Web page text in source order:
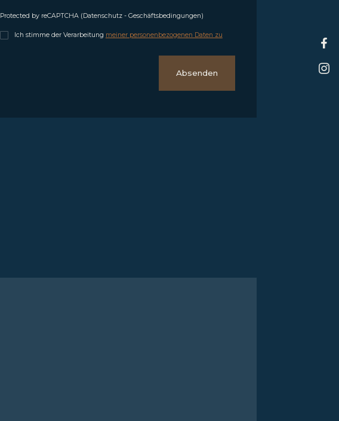
Protected by reCAPTCHA (Datenschutz -Geschäftsbedingungen)
Ich stimme der Verarbeitung meiner personenbezogenen Daten zu
Absenden